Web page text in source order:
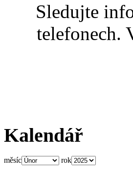
Sledujte
telefonech.
Kalendář
měsíc rok